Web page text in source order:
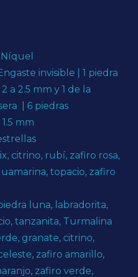
invisible | 1 piedra
a 2.5 mm y 1 de la
| 6 piedras
mm
citrino, rubí, zafiro rosa,
topacio, zafiro
luna, labradorita,
tanzanita, Turmalina
granate, citrino,
zafiro amarillo,
zafiro verde,